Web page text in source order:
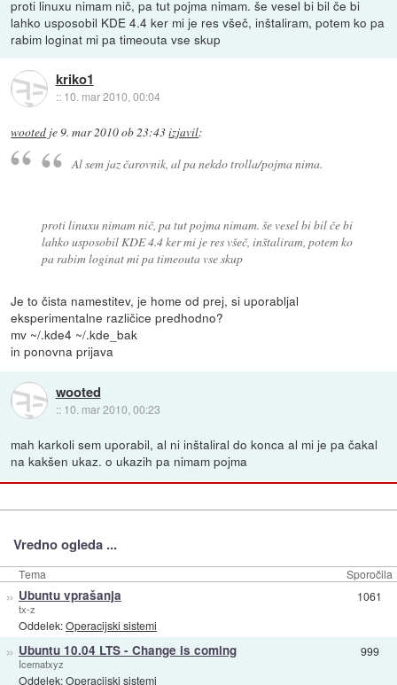
proti linuxu nimam nič, pa tut pojma nimam. še vesel bi bil če bi
lahko usposobil KDE 4.4 ker mi je res všeč, inštaliram, potem ko pa
rabim loginat mi pa timeouta vse skup
kriko1
:: 10. mar 2010, 00:04
wooted je9. mar 2010 ob 23:43izjavil:
Al sem jaz čarovnik, al pa nekdo trolla/pojma nima.
proti linuxu nimam nič, pa tut pojma nimam. še vesel bi bil če bi
lahko usposobil KDE 4.4 ker mi je res všeč, inštaliram, potem ko
pa rabim loginat mi pa timeouta vse skup
Je to čista namestitev, je home od prej, si uporabljal
eksperimentalne različice predhodno?
mv ~/.kde4 ~/.kde_bak
in ponovna prijava
wooted
:: 10. mar 2010, 00:23
mah karkoli sem uporabil, al ni inštaliral do konca al mi je pa čakal
na kakšen ukaz. o ukazih pa nimam pojma
Vredno ogleda ...
Tema Sporočila
» Ubuntu vprašanja
tx-z
Oddelek:Operacijski sistemi
1061
» Ubuntu 10.04 LTS - Change is coming
Icematxyz
Oddelek:Operacijski sistemi
999